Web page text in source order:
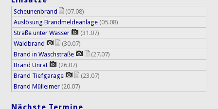
Scheunenbrand
(07.08)
Auslösung Brandmeldeanlage (05.08)
Straße unter Wasser
(31.07)
Waldbrand
(30.07)
Brand in Waschstraße
(27.07)
Brand Unrat
(26.07)
Brand Tiefgarage
(23.07)
Brand Mülleimer (20.07)